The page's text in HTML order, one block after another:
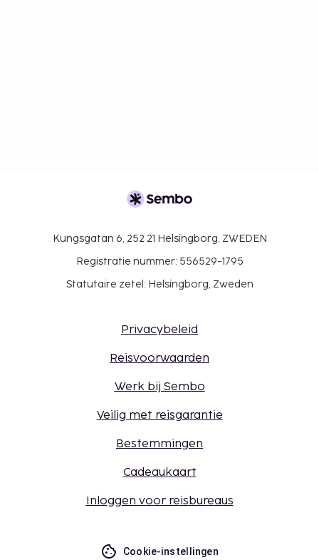
Kungsgatan 6, 252 21 Helsingborg, ZWEDEN
Registratie nummer: 556529-1795
Statutaire zetel: Helsingborg, Zweden
Privacybeleid
Reisvoorwaarden
Werk bij Sembo
Veilig met reisgarantie
Bestemmingen
Cadeaukaart
Inloggen voor reisbureaus
Cookie-instellingen